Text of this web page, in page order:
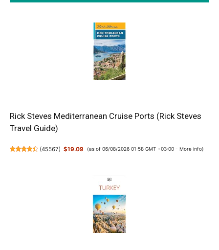
Rick Steves Mediterranean Cruise Ports (Rick Steves
Travel Guide)
(45567) $19.09 (as of 06/08/2026 01:58 GMT +03:00 - More info)